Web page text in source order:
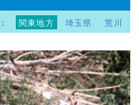
関東地方 埼玉県 荒川